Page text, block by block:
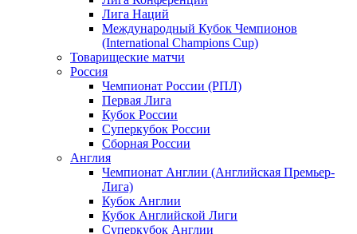
Лига Наций
Международный Кубок Чемпионов
(International Champions Cup)
Товарищеские матчи
Россия
Чемпионат России (РПЛ)
Первая Лига
Кубок России
Суперкубок России
Сборная России
Англия
Чемпионат Англии (Английская Премьер-
Лига)
Кубок Англии
Кубок Английской Лиги
Суперкубок Англии